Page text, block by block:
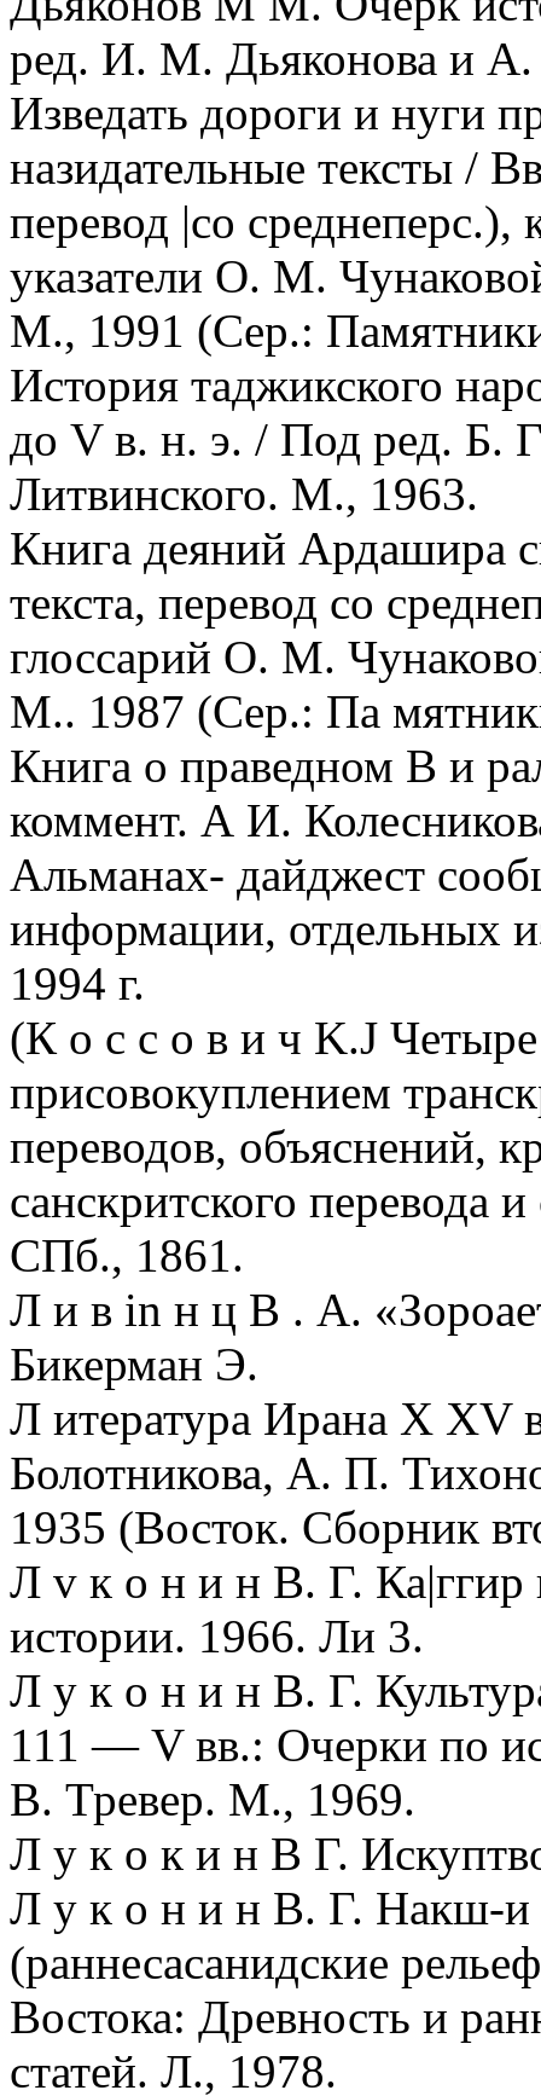
ред. И. М. Дьяконова и
Изведать дороги и нуги
назидательные тексты /
перевод |со
указатели О. М.
М., 1991 (Сер.:
История таджикского
до V в. н. э. / Под ред. Б.
Литвинского. М., 1963.
Книга деяний Ардашира
текста, перевод со
глоссарий О. М.
М.. 1987 (Сер.: Па
Книга о праведном В и
коммент. А И.
Альманах- дайджест
информации, отдельных
1994 г.
(К о с с о в и ч K.J Четыре
присовокуплением
переводов, объяснений,
санскритского перевода
СПб., 1861.
Л и в in н ц В . А.
Бикерман Э.
Л итература Ирана X
Болотникова, А. П.
1935 (Восток. Сборник
Л v к о н и н В. Г.
истории. 1966. Ли 3.
Л у к о н и н В. Г.
111 — V вв.: Очерки по
В. Тревер. М., 1969.
Л у к о к и н В Г.
Л у к о н и н В. Г. Накш-
(раннесасанидские
Востока: Древность и
статей. Л., 1978.